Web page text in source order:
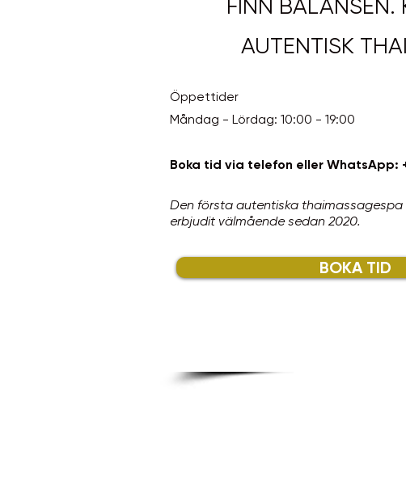
FINN BALANSEN.
AUTENTISK
Öppettider
Måndag - Lördag: 10:00 - 19:00
Boka tid via telefon eller WhatsApp:
Den första autentiska thaimassagespa
erbjudit välmående sedan 2020.
BOKA TID